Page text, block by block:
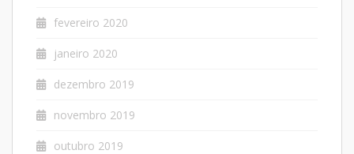
fevereiro 2020
janeiro 2020
dezembro 2019
novembro 2019
outubro 2019